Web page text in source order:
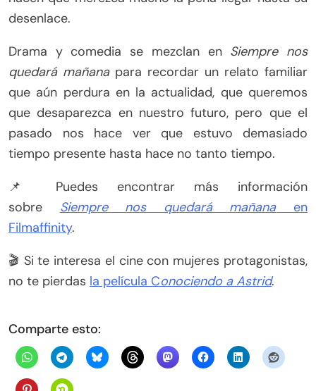
desenlace.
Drama y comedia se mezclan en Siempre nos
quedará mañana para recordar un relato familiar
que aún perdura en la actualidad, que queremos
que desaparezca en nuestro futuro, pero que el
pasado nos hace ver que estuvo demasiado
tiempo presente hasta hace no tanto tiempo.
📌 Puedes encontrar más información
sobre Siempre nos quedará mañanaen
Filmaffinity.
🎬 Si te interesa el cine con mujeres protagonistas,
no te pierdas la película Conociendo a Astrid.
Comparte esto: